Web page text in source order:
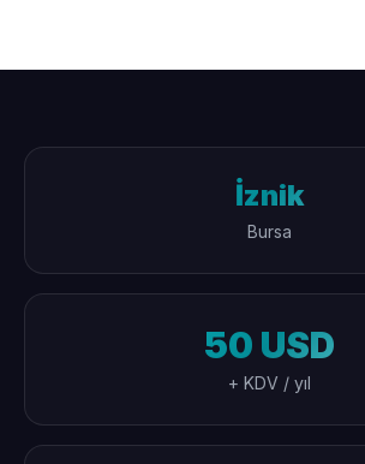
İznik
Bursa
50 USD
+ KDV / yıl